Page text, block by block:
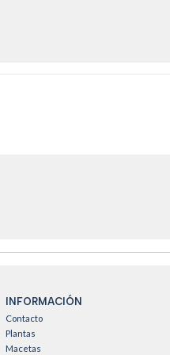
INFORMACIÓN
Contacto
Plantas
Macetas